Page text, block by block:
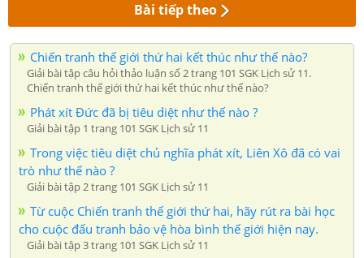
Bài tiếp theo
Chiến tranh thế giới thứ hai kết thúc như thế nào?
Giải bài tập câu hỏi thảo luận số 2 trang 101 SGK Lịch sử 11.
Chiến tranh thế giới thứ hai kết thúc như thế nào?
Phát xít Đức đã bị tiêu diệt như thế nào ?
Giải bài tập 1 trang 101 SGK Lịch sử 11
Trong việc tiêu diệt chủ nghĩa phát xít, Liên Xô đã có vai
trò như thế nào ?
Giải bài tập 2 trang 101 SGK Lịch sử 11
Từ cuộc Chiến tranh thế giới thứ hai, hãy rút ra bài học
cho cuộc đấu tranh bảo vệ hòa bình thế giới hiện nay.
Giải bài tập 3 trang 101 SGK Lịch sử 11